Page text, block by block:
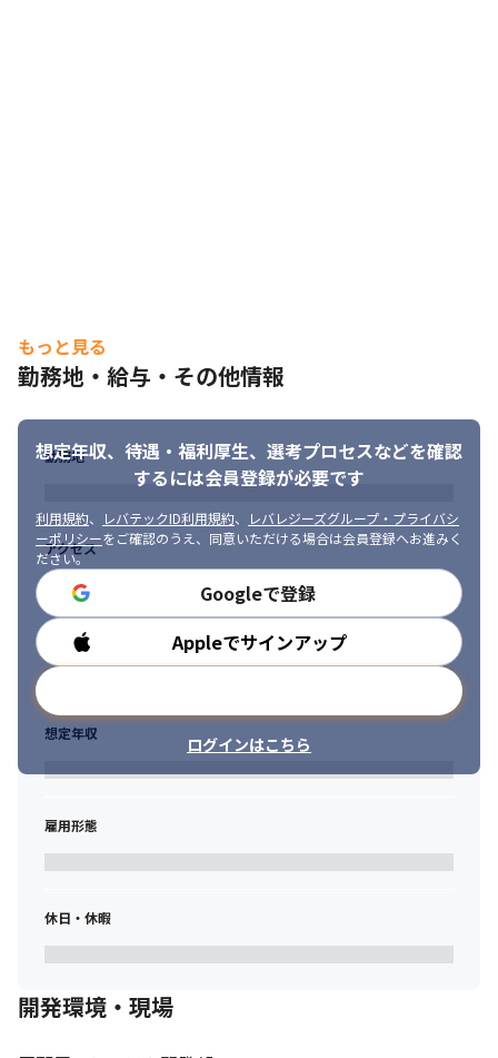
もっと見る
勤務地・給与・その他情報
想定年収、待遇・福利厚生、 選考プロセスなどを確認
するには会員登録が必要です
利用規約、 レバテックID利用規約、
レバレジーズグループ・プライバシ
ーポリシーをご確認のうえ、同意いただける場合は会員登録へお進みく
ださい。
Googleで登録
Appleでサインアップ
ログインはこちら
勤務地
アクセス
勤務時間
想定年収
雇用形態
休日・休暇
開発環境・現場